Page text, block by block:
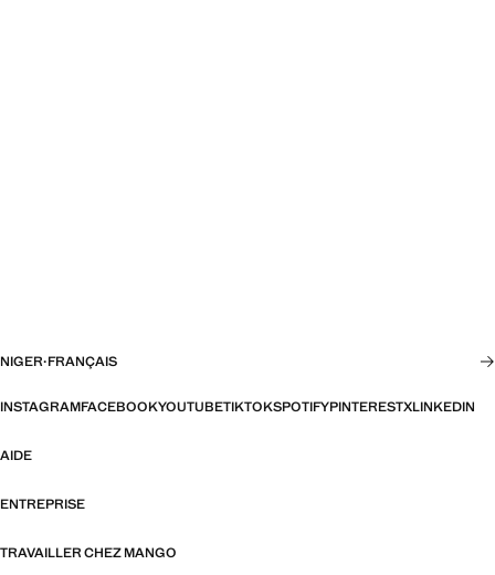
NIGER·FRANÇAIS
INSTAGRAMFACEBOOKYOUTUBETIKTOKSPOTIFYPINTERESTXLINKEDIN
AIDE
ENTREPRISE
TRAVAILLER CHEZ MANGO